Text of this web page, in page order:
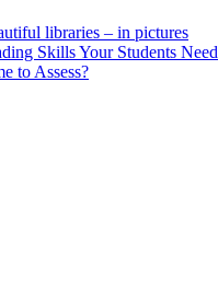
libraries – in pictures
Skills Your Students Need
to Assess?